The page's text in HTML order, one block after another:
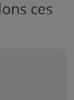
ces